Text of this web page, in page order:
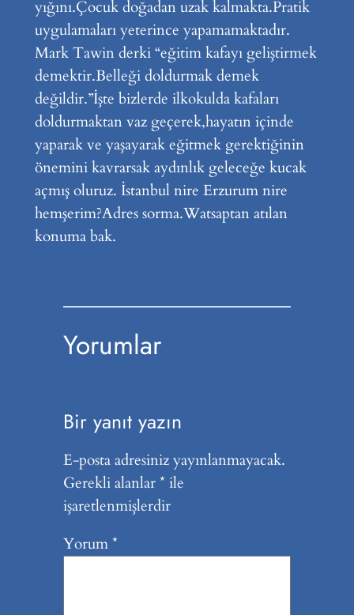
yığını.Çocuk doğadan uzak kalmakta.Pratik
uygulamaları yeterince yapamamaktadır.
Mark Tawin derki “eğitim kafayı geliştirmek
demektir.Belleği doldurmak demek
değildir.”İşte bizlerde ilkokulda kafaları
doldurmaktan vaz geçerek,hayatın içinde
yaparak ve yaşayarak eğitmek gerektiğinin
önemini kavrarsak aydınlık geleceğe kucak
açmış oluruz. İstanbul nire Erzurum nire
hemşerim?Adres sorma.Watsaptan atılan
konuma bak.
Yorumlar
Bir yanıt yazın
E-posta adresiniz yayınlanmayacak.
Gerekli alanlar*ile
işaretlenmişlerdir
Yorum*